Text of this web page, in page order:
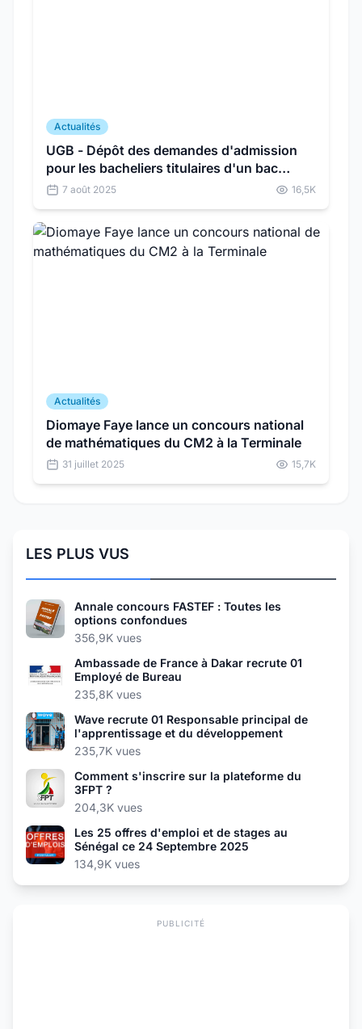
Actualités
UGB - Dépôt des demandes d'admission
pour les bacheliers titulaires d'un bac
étranger
7 août 2025 16,5K
Actualités
Diomaye Faye lance un concours national
de mathématiques du CM2 à la Terminale
31 juillet 2025 15,7K
LES PLUS VUS
Annale concours FASTEF : Toutes les
options confondues
356,9K vues
Ambassade de France à Dakar recrute 01
Employé de Bureau
235,8K vues
Wave recrute 01 Responsable principal de
l'apprentissage et du développement
235,7K vues
Comment s'inscrire sur la plateforme du
3FPT ?
204,3K vues
Les 25 offres d'emploi et de stages au
Sénégal ce 24 Septembre 2025
134,9K vues
PUBLICITÉ